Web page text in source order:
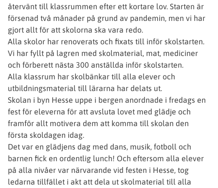
återvänt till klassrummen efter ett kortare lov. Starten är
försenad två månader på grund av pandemin, men vi har
gjort allt för att skolorna ska vara redo.
Alla skolor har renoverats och fixats till inför skolstarten.
Vi har fyllt på lagren med skolmaterial, mat, mediciner
och förberett nästa 300 anställda inför skolstarten.
Alla klassrum har skolbänkar till alla elever och
utbildningsmaterial till lärarna har delats ut.
Skolan i byn Hesse uppe i bergen anordnade i fredags en
fest för eleverna för att avsluta lovet med glädje och
framför allt motivera dem att komma till skolan den
första skoldagen idag.
Det var en glädjens dag med dans, musik, fotboll och
barnen fick en ordentlig lunch! Och eftersom alla elever
på alla nivåer var närvarande vid festen i Hesse, tog
ledarna tillfället i akt att dela ut skolmaterial till alla